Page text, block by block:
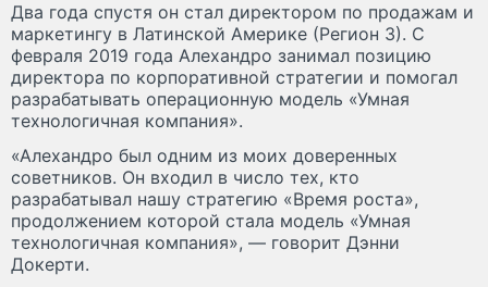
Два года спустя он стал директором по продажам и
маркетингу в Латинской Америке (Регион 3). С
февраля 2019 года Алехандро занимал позицию
директора по корпоративной стратегии и помогал
разрабатывать операционную модель «Умная
технологичная компания».
«Алехандро был одним из моих доверенных
советников. Он входил в число тех, кто
разрабатывал нашу стратегию «Время роста»,
продолжением которой стала модель «Умная
технологичная компания», — говорит Дэнни
Докерти.